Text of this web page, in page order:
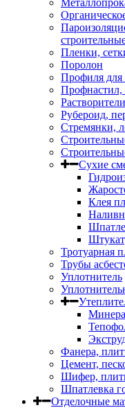
Пленки,
Поролон
Профиля
Профнастил,
Рубероид,
Стремянки,
Сухие
Клея
Тротуарная
Трубы
Уплотнитель
Фанера,
Цемент,
Шифер,
Шпатлевка
Отделочные